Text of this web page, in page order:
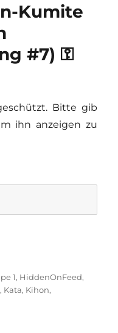
Kumite
#7) ⚿
Bitte gib
ihn anzeigen zu
1, HiddenOnFeed,
, Kata, Kihon,